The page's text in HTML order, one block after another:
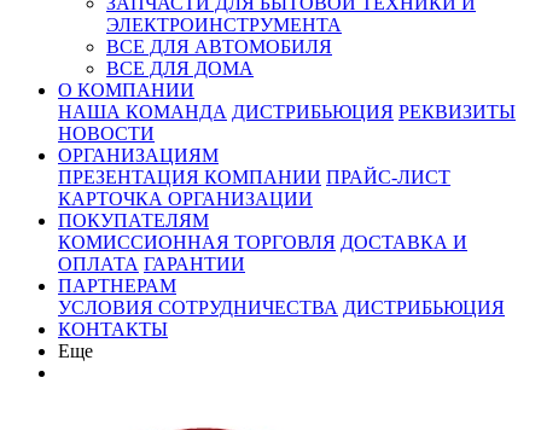
ЭЛЕКТРОИНСТРУМЕНТА
ВСЕ ДЛЯ АВТОМОБИЛЯ
ВСЕ ДЛЯ ДОМА
О КОМПАНИИ
НАША КОМАНДА ДИСТРИБЬЮЦИЯ РЕКВИЗИТЫ
НОВОСТИ
ОРГАНИЗАЦИЯМ
ПРЕЗЕНТАЦИЯ КОМПАНИИ ПРАЙС-ЛИСТ
КАРТОЧКА ОРГАНИЗАЦИИ
ПОКУПАТЕЛЯМ
КОМИССИОННАЯ ТОРГОВЛЯ ДОСТАВКА И
ОПЛАТА ГАРАНТИИ
ПАРТНЕРАМ
УСЛОВИЯ СОТРУДНИЧЕСТВА ДИСТРИБЬЮЦИЯ
КОНТАКТЫ
Еще